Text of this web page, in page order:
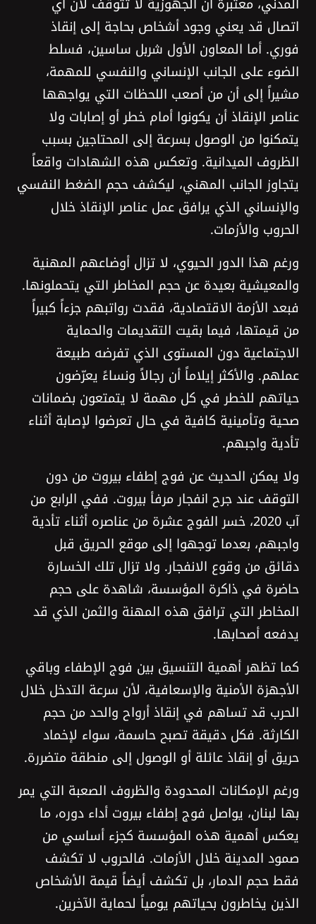
اتصال قد يعني وجود أشخاص بحاجة إلى إنقاذ
فوري. أما المعاون الأول شربل ساسين، فسلط
الضوء على الجانب الإنساني والنفسي للمهمة،
مشيراً إلى أن من أصعب اللحظات التي يواجهها
عناصر الإنقاذ أن يكونوا أمام خطر أو إصابات ولا
يتمكنوا من الوصول بسرعة إلى المحتاجين بسبب
الظروف الميدانية. وتعكس هذه الشهادات واقعاً
يتجاوز الجانب المهني، ليكشف حجم الضغط النفسي
والإنساني الذي يرافق عمل عناصر الإنقاذ خلال
الحروب والأزمات.
ورغم هذا الدور الحيوي، لا تزال أوضاعهم المهنية
والمعيشية بعيدة عن حجم المخاطر التي يتحملونها.
فبعد الأزمة الاقتصادية، فقدت رواتبهم جزءاً كبيراً
من قيمتها، فيما بقيت التقديمات والحماية
الاجتماعية دون المستوى الذي تفرضه طبيعة
عملهم. والأكثر إيلاماً أن رجالاً ونساءً يعرّضون
حياتهم للخطر في كل مهمة لا يتمتعون بضمانات
صحية وتأمينية كافية في حال تعرضوا لإصابة أثناء
تأدية واجبهم.
ولا يمكن الحديث عن فوج إطفاء بيروت من دون
التوقف عند جرح انفجار مرفأ بيروت. ففي الرابع من
آب 2020، خسر الفوج عشرة من عناصره أثناء تأدية
واجبهم، بعدما توجهوا إلى موقع الحريق قبل
دقائق من وقوع الانفجار. ولا تزال تلك الخسارة
حاضرة في ذاكرة المؤسسة، شاهدة على حجم
المخاطر التي ترافق هذه المهنة والثمن الذي قد
يدفعه أصحابها.
كما تظهر أهمية التنسيق بين فوج الإطفاء وباقي
الأجهزة الأمنية والإسعافية، لأن سرعة التدخل خلال
الحرب قد تساهم في إنقاذ أرواح والحد من حجم
الكارثة. فكل دقيقة تصبح حاسمة، سواء لإخماد
حريق أو إنقاذ عائلة أو الوصول إلى منطقة متضررة.
ورغم الإمكانات المحدودة والظروف الصعبة التي يمر
بها لبنان، يواصل فوج إطفاء بيروت أداء دوره، ما
يعكس أهمية هذه المؤسسة كجزء أساسي من
صمود المدينة خلال الأزمات. فالحروب لا تكشف
فقط حجم الدمار، بل تكشف أيضاً قيمة الأشخاص
الذين يخاطرون بحياتهم يومياً لحماية الآخرين.